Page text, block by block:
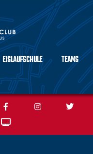
EISLAUFSCHULE
TEAMS